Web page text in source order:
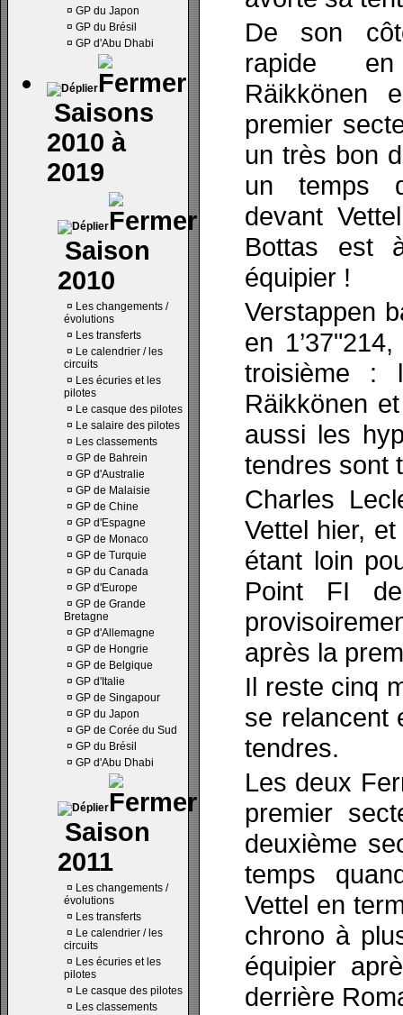
¤ GP du Japon
¤ GP du Brésil
¤ GP d'Abu Dhabi
Saisons
2010 à
2019
Saison
2010
¤ Les changements /
évolutions
¤ Les transferts
¤ Le calendrier / les
circuits
¤ Les écuries et les
pilotes
¤ Le casque des pilotes
¤ Le salaire des pilotes
¤ Les classements
¤ GP de Bahrein
¤ GP d'Australie
¤ GP de Malaisie
¤ GP de Chine
¤ GP d'Espagne
¤ GP de Monaco
¤ GP de Turquie
¤ GP du Canada
¤ GP d'Europe
¤ GP de Grande
Bretagne
¤ GP d'Allemagne
¤ GP de Hongrie
¤ GP de Belgique
¤ GP d'Italie
¤ GP de Singapour
¤ GP du Japon
¤ GP de Corée du Sud
¤ GP du Brésil
¤ GP d'Abu Dhabi
Saison
2011
¤ Les changements /
évolutions
¤ Les transferts
¤ Le calendrier / les
circuits
¤ Les écuries et les
pilotes
¤ Le casque des pilotes
¤ Les classements
De son
rapide
Räikkönen
premier
un très bon
un temps
devant
Bottas est
équipier !
Verstappen
en
troisième :
Räikkönen
aussi les
tendres sont
Charles
Vettel hier,
étant loin
Point FI
après la
Il reste cinq
se relancent
tendres.
Les deux
premier
deuxième
temps
Vettel en
chrono à
équipier
derrière